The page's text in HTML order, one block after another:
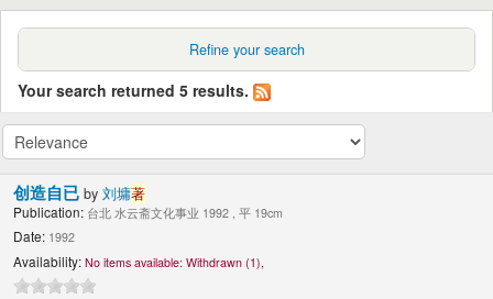
目
Refine your search
Your search returned 5 results.
创造自已by刘墉著
Publication: 台北 水云斋文化事业 1992 , 平 19cm
Date: 1992
Availability: No items available: Withdrawn (1),